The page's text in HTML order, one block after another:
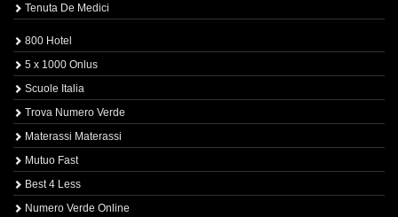
Tenuta De Medici
800 Hotel
5 x 1000 Onlus
Scuole Italia
Trova Numero Verde
Materassi Materassi
Mutuo Fast
Best 4 Less
Numero Verde Online